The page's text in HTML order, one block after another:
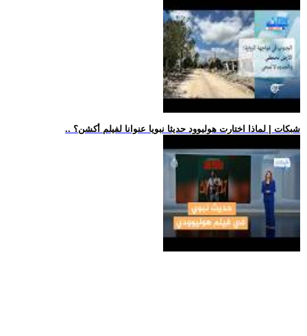
.. شبكات | لماذا اختارت هوليوود حديثا نبويا عنوانا لفيلم أكشن؟